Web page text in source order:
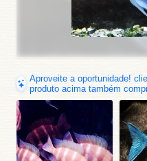
Aproveite a oportunidade!
produto acima também